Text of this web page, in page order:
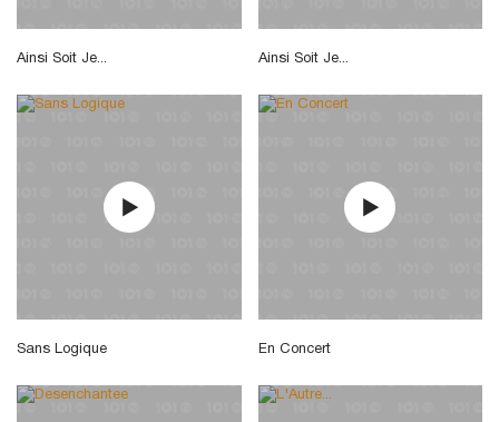
Ainsi Soit Je... Ainsi Soit Je...
Sans Logique En Concert